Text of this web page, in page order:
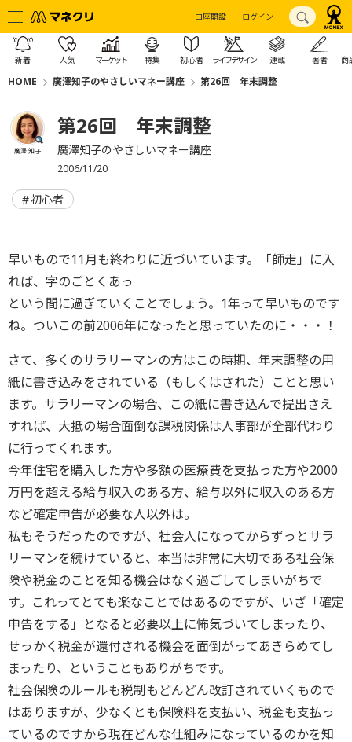
口座開設 ログイン
新着 人気 マーケット 特集 初心者 ライフデザイン 連載 著者 商
HOME 廣澤知子のやさしいマネー講座 第26回 年末調整
廣澤 知子
第26回 年末調整
廣澤知子のやさしいマネー講座
2006/11/20
初心者
早いもので11月も終わりに近づいています。「師走」に入
れば、字のごとくあっ
という間に過ぎていくことでしょう。1年って早いものです
ね。ついこの前2006年になったと思っていたのに・・・！
さて、多くのサラリーマンの方はこの時期、年末調整の用
紙に書き込みをされている（もしくはされた）ことと思い
ます。サラリーマンの場合、この紙に書き込んで提出さえ
すれば、大抵の場合面倒な課税関係は人事部が全部代わり
に行ってくれます。
今年住宅を購入した方や多額の医療費を支払った方や2000
万円を超える給与収入のある方、給与以外に収入のある方
など確定申告が必要な人以外は。
私もそうだったのですが、社会人になってからずっとサラ
リーマンを続けていると、本当は非常に大切である社会保
険や税金のことを知る機会はなく過ごしてしまいがちで
す。これってとても楽なことではあるのですが、いざ「確定
申告をする」となると必要以上に怖気づいてしまったり、
せっかく税金が還付される機会を面倒がってあきらめてし
まったり、ということもありがちです。
社会保険のルールも税制もどんどん改訂されていくもので
はありますが、少なくとも保険料を支払い、税金も支払っ
ているのですから現在どんな仕組みになっているのかを知